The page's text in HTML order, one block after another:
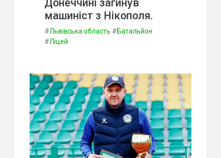
Донеччині загинув
машиніст з Нікополя.
#Львівська область #Батальйон
#Ліцей